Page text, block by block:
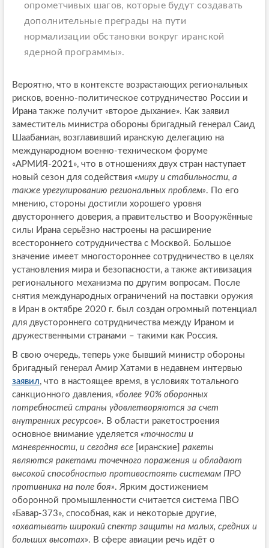
опрометчивых шагов, которые будут создавать
дополнительные преграды на пути
нормализации обстановки вокруг иранской
ядерной программы».
Вероятно, что в контексте возрастающих региональных
рисков, военно-политическое сотрудничество России и
Ирана также получит «второе дыхание». Как заявил
заместитель министра обороны бригадный генерал Саид
Шаабаниан, возглавивший иранскую делегацию на
международном военно-техническом форуме
«АРМИЯ-2021», что в отношениях двух стран наступает
новый сезон для содействия «миру и стабильности, а
также урегулированию региональных проблем». По его
мнению, стороны достигли хорошего уровня
двустороннего доверия, а правительство и Вооружённые
силы Ирана серьёзно настроены на расширение
всестороннего сотрудничества с Москвой. Большое
значение имеет многостороннее сотрудничество в целях
установления мира и безопасности, а также активизация
регионального механизма по другим вопросам. После
снятия международных ограничений на поставки оружия
в Иран в октябре 2020 г. был создан огромный потенциал
для двустороннего сотрудничества между Ираном и
дружественными странами – такими как Россия.
В свою очередь, теперь уже бывший министр обороны
бригадный генерал Амир Хатами в недавнем интервью
заявил, что в настоящее время, в условиях тотального
санкционного давления, «более 90% оборонных
потребностей страны удовлетворяются за счет
внутренних ресурсов». В области ракетостроения
основное внимание уделяется «точности и
маневренности, и сегодня все
[иранские] ракеты
являются ракетами точечного поражения и обладают
высокой способностью противостоять системам ПРО
противника на поле боя». Ярким достижением
оборонной промышленности считается система ПВО
«Бавар-373», способная, как и некоторые другие,
«охватывать широкий спектр защиты на малых, средних и
больших высотах». В сфере авиации речь идёт о